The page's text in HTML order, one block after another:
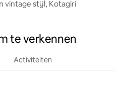
vintage stijl, Kotagiri
te verkennen
Activiteiten